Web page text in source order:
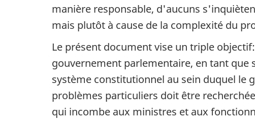
manière responsable, d'aucuns
mais plutôt à cause de la complexité du
Le présent document vise un triple
gouvernement parlementaire, en tant
système constitutionnel au sein duquel le
problèmes particuliers doit être
qui incombe aux ministres et aux